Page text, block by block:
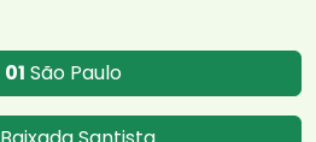
01 São Paulo